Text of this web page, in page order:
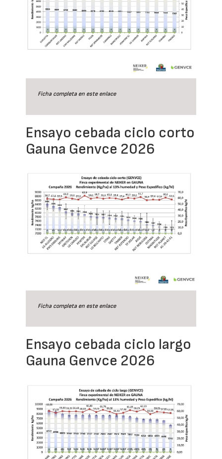
Ficha completa en este enlace
Ensayo cebada ciclo corto
Gauna Genvce 2026
Ficha completa en este enlace
Ensayo cebada ciclo largo
Gauna Genvce 2026